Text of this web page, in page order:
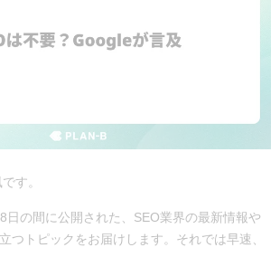
す。
日の間に公開された、SEO業界の最新情報や
つトピックをお届けします。それでは早速、